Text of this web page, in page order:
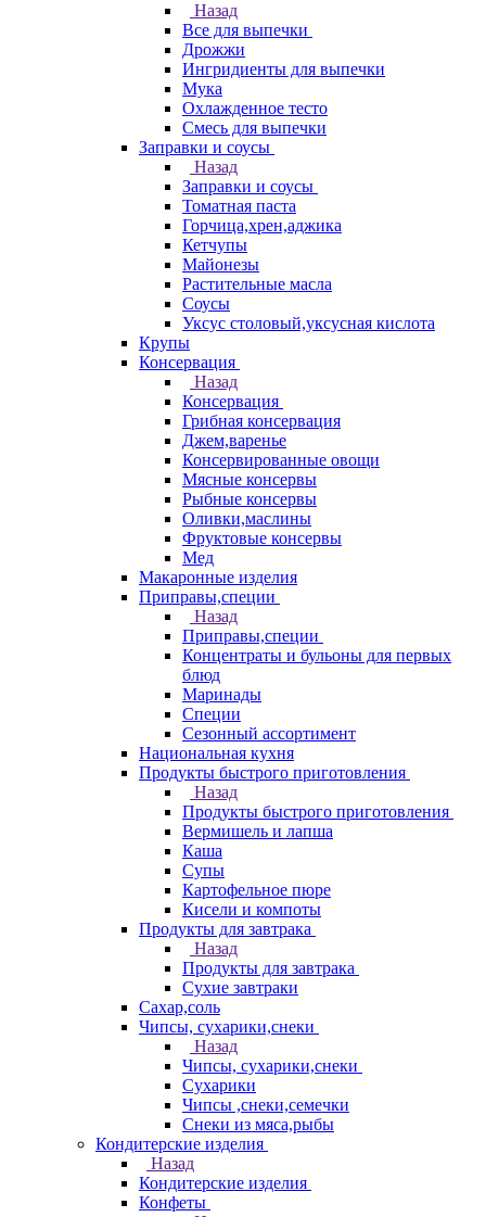
Назад
Все для выпечки
Дрожжи
Ингридиенты для выпечки
Мука
Охлажденное тесто
Смесь для выпечки
Заправки и соусы
Назад
Заправки и соусы
Томатная паста
Горчица,хрен,аджика
Кетчупы
Майонезы
Растительные масла
Соусы
Уксус столовый,уксусная кислота
Крупы
Консервация
Назад
Консервация
Грибная консервация
Джем,варенье
Консервированные овощи
Мясные консервы
Рыбные консервы
Оливки,маслины
Фруктовые консервы
Мед
Макаронные изделия
Приправы,специи
Назад
Приправы,специи
Концентраты и бульоны для первых
блюд
Маринады
Специи
Сезонный ассортимент
Национальная кухня
Продукты быстрого приготовления
Назад
Продукты быстрого приготовления
Вермишель и лапша
Каша
Супы
Картофельное пюре
Кисели и компоты
Продукты для завтрака
Назад
Продукты для завтрака
Сухие завтраки
Сахар,соль
Чипсы, сухарики,снеки
Назад
Чипсы, сухарики,снеки
Сухарики
Чипсы ,снеки,семечки
Снеки из мяса,рыбы
Кондитерские изделия
Назад
Кондитерские изделия
Конфеты